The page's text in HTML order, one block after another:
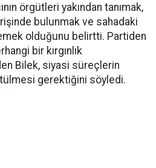
örgütleri yakından tanımak,
bulunmak ve sahadaki
olduğunu belirtti. Partiden
bir kırgınlık
Bilek, siyasi süreçlerin
gerektiğini söyledi.